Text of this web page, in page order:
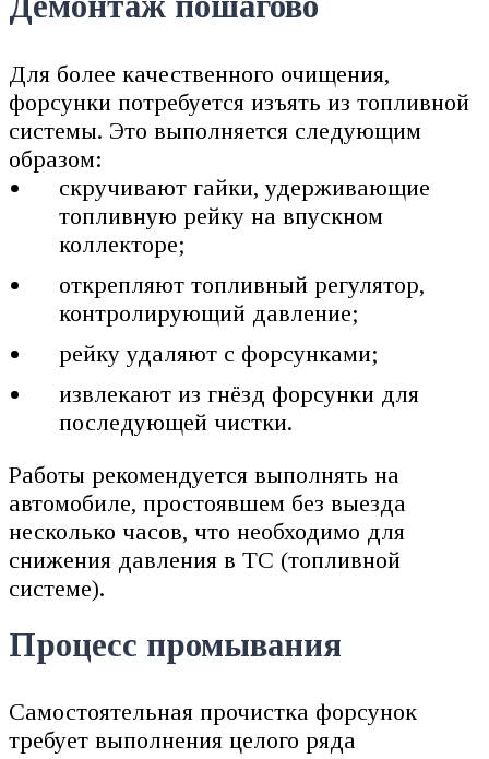
Для более качественного очищения,
форсунки потребуется изъять из топливной
системы. Это выполняется следующим
образом:
скручивают гайки, удерживающие
топливную рейку на впускном
коллекторе;
открепляют топливный регулятор,
контролирующий давление;
рейку удаляют с форсунками;
извлекают из гнёзд форсунки для
последующей чистки.
Работы рекомендуется выполнять на
автомобиле, простоявшем без выезда
несколько часов, что необходимо для
снижения давления в ТС (топливной
системе).
Процесс промывания
Самостоятельная прочистка форсунок
требует выполнения целого ряда